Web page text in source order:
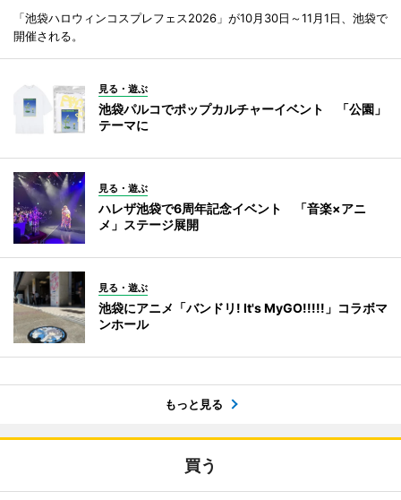
「池袋ハロウィンコスプレフェス2026」が10月30日～11月1日、池袋で
開催される。
見る・遊ぶ
池袋パルコでポップカルチャーイベント 「公園」
テーマに
見る・遊ぶ
ハレザ池袋で6周年記念イベント 「音楽×アニ
メ」ステージ展開
見る・遊ぶ
池袋にアニメ「バンドリ! It's MyGO!!!!!」コラボマ
ンホール
もっと見る
買う